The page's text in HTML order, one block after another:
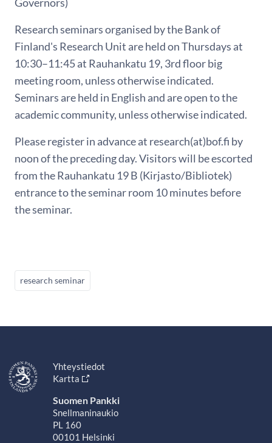
Research seminars organised by the Bank of
Finland's Research Unit are held on Thursdays at
10:30–11:45 at Rauhankatu 19, 3rd floor big
meeting room, unless otherwise indicated.
Seminars are held in English and are open to the
academic community, unless otherwise indicated.
Please register in advance at research(at)bof.fi by
noon of the preceding day. Visitors will be escorted
from the Rauhankatu 19 B (Kirjasto/Bibliotek)
entrance to the seminar room 10 minutes before
the seminar.
research seminar
Yhteystiedot
Kartta
Suomen Pankki
Snellmaninaukio
PL 160
00101 Helsinki